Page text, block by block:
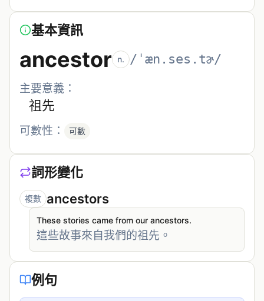
基本資訊
ancestor n. /ˈæn.ses.tɚ/
主要意義：
祖先
可數性： 可數
詞形變化
複數 ancestors
These stories came from our ancestors.
這些故事來自我們的祖先。
例句